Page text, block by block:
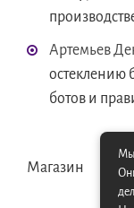
Артемьев
остеклению
ботов и
Магазин
Мы